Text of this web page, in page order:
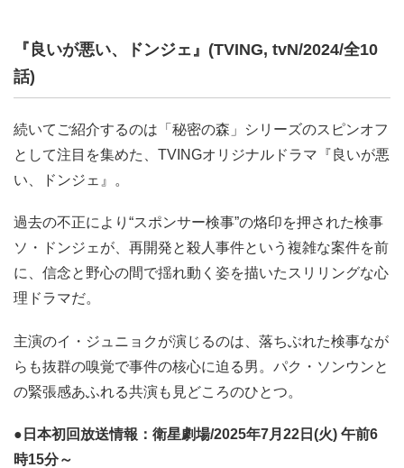
『良いが悪い、ドンジェ』(TVING, tvN/2024/全10
話)
続いてご紹介するのは「秘密の森」シリーズのスピンオフ
として注目を集めた、TVINGオリジナルドラマ『良いが悪
い、ドンジェ』。
過去の不正により“スポンサー検事”の烙印を押された検事
ソ・ドンジェが、再開発と殺人事件という複雑な案件を前
に、信念と野心の間で揺れ動く姿を描いたスリリングな心
理ドラマだ。
主演のイ・ジュニョクが演じるのは、落ちぶれた検事なが
らも抜群の嗅覚で事件の核心に迫る男。パク・ソンウンと
の緊張感あふれる共演も見どころのひとつ。
●日本初回放送情報：衛星劇場/2025年7月22日(火) 午前6
時15分～